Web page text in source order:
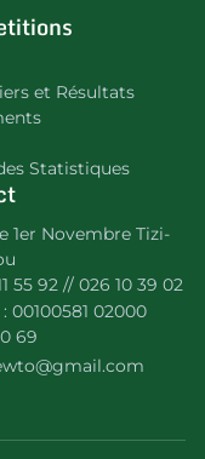
et Résultats
Statistiques
1er Novembre Tizi-
55 92 // 026 10 39 02
00100581 02000
69